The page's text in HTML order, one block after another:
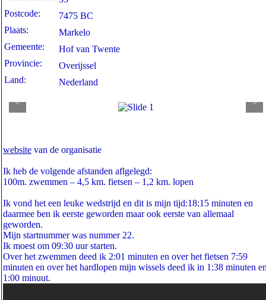
Postcode:
7475 BC
Plaats:
Markelo
Gemeente:
Hof van Twente
Provincie:
Overijssel
Land:
Nederland
<
>
website van de organisatie
Ik heb de volgende afstanden aflgelegd:
100m. zwemmen – 4,5 km. fietsen – 1,2 km. lopen
Ik vond het een leuke wedstrijd en dit is mijn tijd:18:15 minuten en
daarmee ben ik eerste geworden maar ook eerste van allemaal
geworden.
Mijn startnummer was nummer 22.
Ik moest om 09:30 uur starten.
Over het zwemmen deed ik 2:01 minuten en over het fietsen 7:59
minuten en over het hardlopen mijn wissels deed ik in 1:38 minuten
1:00 minuut.